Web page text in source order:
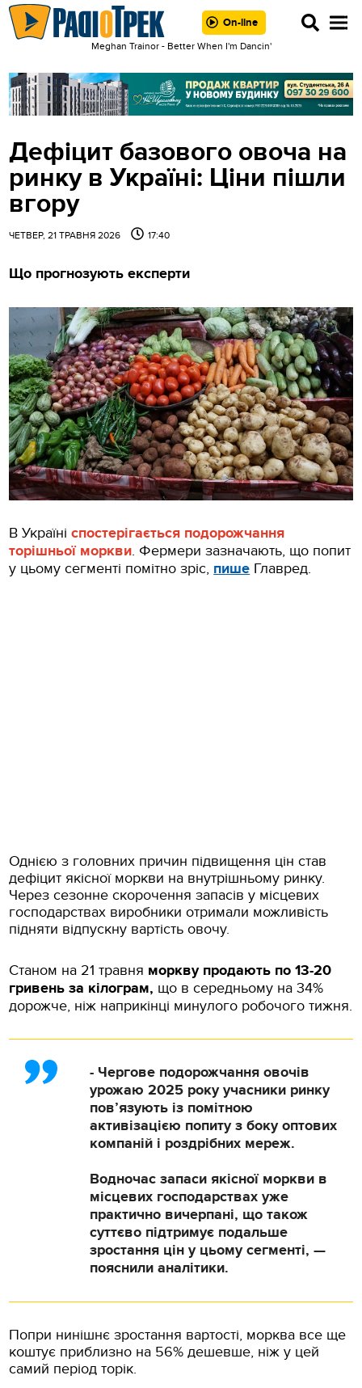
On-line
Meghan Trainor - Better When I'm Dancin'
Дефіцит базового овоча на
ринку в Україні: Ціни пішли
вгору
ЧЕТВЕР, 21 ТРАВНЯ 2026 17:40
Що прогнозують експерти
В Україніспостерігається подорожчання
торішньої моркви. Фермери зазначають, що попит
у цьому сегменті помітно зріс, пише Главред.
Однією з головних причин підвищення цін став
дефіцит якісної моркви на внутрішньому ринку.
Через сезонне скорочення запасів у місцевих
господарствах виробники отримали можливість
підняти відпускну вартість овочу.
Станом на 21 травня моркву продають по 13-20
гривень за кілограм, що в середньому на 34%
дорожче, ніж наприкінці минулого робочого тижня.
- Чергове подорожчання овочів
урожаю 2025 року учасники ринку
пов’язують із помітною
активізацією попиту з боку оптових
компаній і роздрібних мереж.
Водночас запаси якісної моркви в
місцевих господарствах уже
практично вичерпані, що також
суттєво підтримує подальше
зростання цін у цьому сегменті, —
пояснили аналітики.
Попри нинішнє зростання вартості, морква все ще
коштує приблизно на 56% дешевше, ніж у цей
самий період торік.